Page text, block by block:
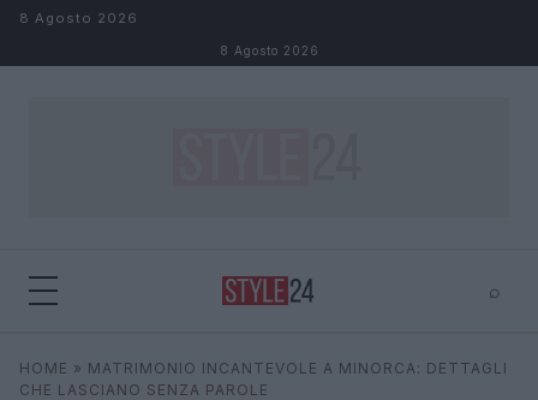
Salta al contenuto
8 Agosto 2026
8 Agosto 2026
⌕
Cerca ⌕ ×
HOME » MATRIMONIO INCANTEVOLE A MINORCA: DETTAGLI
CHE LASCIANO SENZA PAROLE